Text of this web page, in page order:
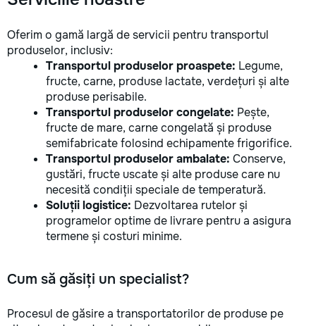
Oferim o gamă largă de servicii pentru transportul
produselor, inclusiv:
Transportul produselor proaspete: Legume,
fructe, carne, produse lactate, verdețuri și alte
produse perisabile.
Transportul produselor congelate: Pește,
fructe de mare, carne congelată și produse
semifabricate folosind echipamente frigorifice.
Transportul produselor ambalate: Conserve,
gustări, fructe uscate și alte produse care nu
necesită condiții speciale de temperatură.
Soluții logistice: Dezvoltarea rutelor și
programelor optime de livrare pentru a asigura
termene și costuri minime.
Cum să găsiți un specialist?
Procesul de găsire a transportatorilor de produse pe